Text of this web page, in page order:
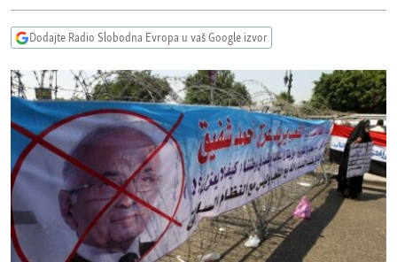
pretragu
FOTOGALERIJE
INFOGRAFIKE
PODCASTI
RAT U UKRAJINI
KINA NA BALKANU
RSE PRIČE IZ SVIJETA
ISPRIČAJ MI
DNEVNO@RSE
SPECIJALI RSE
VIŠE OD NASLOVA
PRATITE NAS
Dodajte Radio Slobodna Evropa u vaš Google izvor